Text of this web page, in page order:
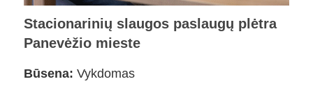
Stacionarinių slaugos paslaugų plėtra
Panevėžio mieste
Būsena: Vykdomas